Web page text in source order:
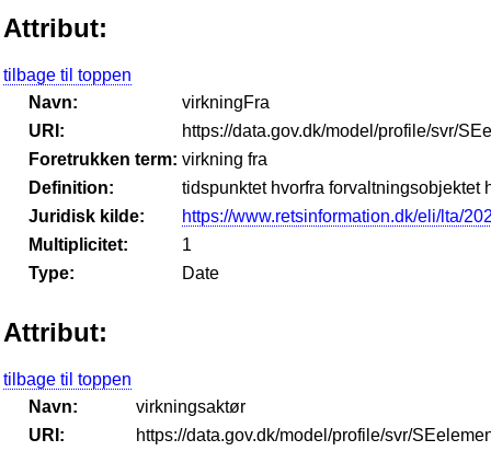
Attribut:
tilbage til toppen
Navn:
virkningFra
URI:
https://data.gov.dk/model/profile/svr/
Foretrukken term: virkning fra
Definition:
tidspunktet hvorfra forvaltningsobjektet
Juridisk kilde:
https://www.retsinformation.dk/eli/lta/
Multiplicitet:
1
Type:
Date
Attribut:
tilbage til toppen
Navn:
virkningsaktør
URI:
https://data.gov.dk/model/profile/svr/